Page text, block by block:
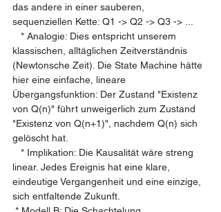
das andere in einer sauberen,
sequenziellen Kette: Q1 -> Q2 -> Q3 -> ...
* Analogie: Dies entspricht unserem
klassischen, alltäglichen Zeitverständnis
(Newtonsche Zeit). Die State Machine hätte
hier eine einfache, lineare
Übergangsfunktion: Der Zustand "Existenz
von Q(n)" führt unweigerlich zum Zustand
"Existenz von Q(n+1)", nachdem Q(n) sich
gelöscht hat.
* Implikation: Die Kausalität wäre streng
linear. Jedes Ereignis hat eine klare,
eindeutige Vergangenheit und eine einzige,
sich entfaltende Zukunft.